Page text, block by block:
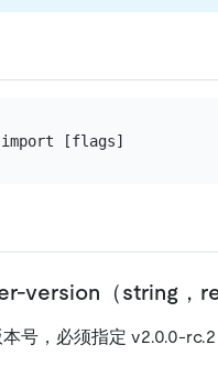
version（string，
号，必须指定 v2.0.0-rc.2